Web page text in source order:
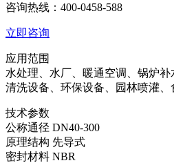
咨询热线： 400-0458-588
立即咨询
应用范围
水处理、水厂、暖通空调、锅炉补
清洗设备、环保设备、园林喷灌、
技术参数
公称通径 DN40-300
原理结构 先导式
密封材料 NBR